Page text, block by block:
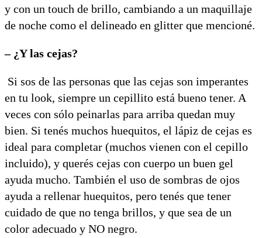
y con un touch de brillo, cambiando a un maquillaje
de noche como el delineado en glitter que mencioné.
– ¿Y las cejas?
Si sos de las personas que las cejas son imperantes
en tu look, siempre un cepillito está bueno tener. A
veces con sólo peinarlas para arriba quedan muy
bien. Si tenés muchos huequitos, el lápiz de cejas es
ideal para completar (muchos vienen con el cepillo
incluido), y querés cejas con cuerpo un buen gel
ayuda mucho. También el uso de sombras de ojos
ayuda a rellenar huequitos, pero tenés que tener
cuidado de que no tenga brillos, y que sea de un
color adecuado y NO negro.